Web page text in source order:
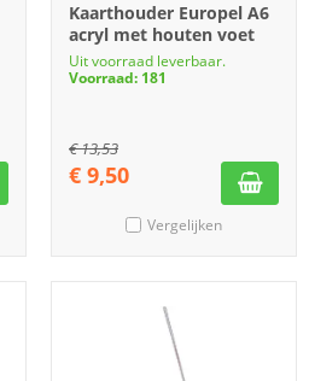
Kaarthouder Europel A6
acryl met houten voet
Uit voorraad leverbaar.
Voorraad: 181
€13,53
€ 9,50
Vergelijken